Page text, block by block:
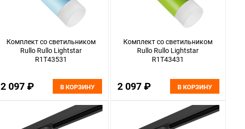
Комплект со светильником
Rullo Rullo Lightstar
R1T43531
2 097 ₽ В КОРЗИНУ
Комплект со светильником
Rullo Rullo Lightstar
R1T43431
2 097 ₽ В КОРЗИНУ